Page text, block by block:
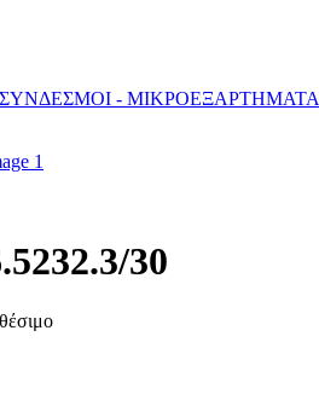
ΣΥΝΔΕΣΜΟΙ - ΜΙΚΡΟΕΞΑΡΤΗΜΑΤΑ
30